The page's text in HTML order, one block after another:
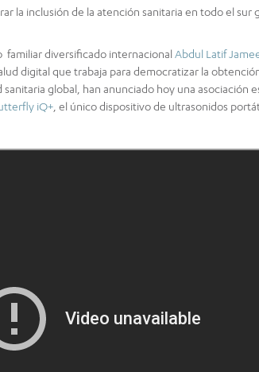
la inclusión de la atención sanitaria en todo el sur
familiar diversificado internacionalAbdul Latif
digital que trabaja para democratizar la
global, han anunciado hoy una asociación
iQ+ , el único dispositivo de ultrasonidos